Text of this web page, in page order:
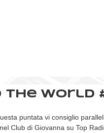
world
puntata vi consiglio
Club di Giovanna su Top